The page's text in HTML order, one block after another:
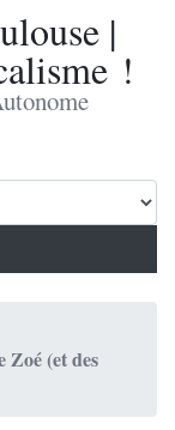
|
!
Zoé (et des